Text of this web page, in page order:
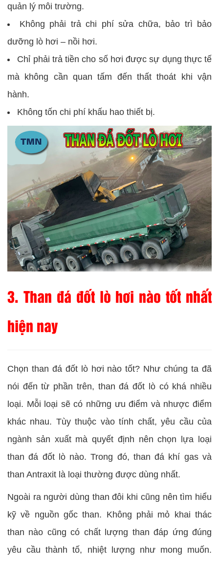
quản lý môi trường.
Không phải trả chi phí sửa chữa, bảo trì bảo
dưỡng lò hơi – nồi hơi.
Chỉ phải trả tiền cho số hơi được sự dụng thực tế
mà không cần quan tấm đến thất thoát khi vận
hành.
Không tốn chi phí khấu hao thiết bị.
3. Than đá đốt lò hơi nào tốt nhất
hiện nay
Chọn than đá đốt lò hơi nào tốt? Như chúng ta đã
nói đến từ phần trên, than đá đốt lò có khá nhiều
loại. Mỗi loại sẽ có những ưu điểm và nhược điểm
khác nhau. Tùy thuộc vào tính chất, yêu cầu của
ngành sản xuất mà quyết định nên chọn lựa loại
than đá đốt lò nào. Trong đó, than đá khí gas và
than Antraxit là loại thường được dùng nhất.
Ngoài ra người dùng than đôi khi cũng nên tìm hiểu
kỹ về nguồn gốc than. Không phải mỏ khai thác
than nào cũng có chất lượng than đáp ứng đúng
yêu cầu thành tố, nhiệt lượng như mong muốn.